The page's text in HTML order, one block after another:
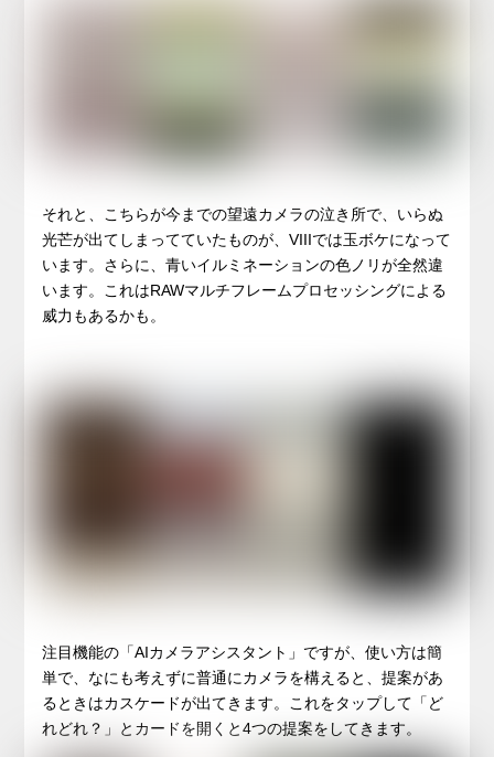
それと、こちらが今までの望遠カメラの泣き所で、いらぬ
光芒が出てしまってていたものが、VIIIでは玉ボケになって
います。さらに、青いイルミネーションの色ノリが全然違
います。これはRAWマルチフレームプロセッシングによる
威力もあるかも。
注目機能の「AIカメラアシスタント」ですが、使い方は簡
単で、なにも考えずに普通にカメラを構えると、提案があ
るときはカスケードが出てきます。これをタップして「ど
れどれ？」とカードを開くと4つの提案をしてきます。